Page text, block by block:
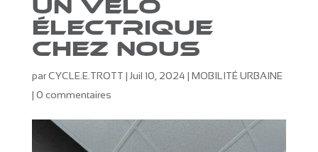
un Vélo
Électrique
Chez Nous
parCYCLE.E.TROTT | Juil 10, 2024 | MOBILITÉ URBAINE
| 0 commentaires